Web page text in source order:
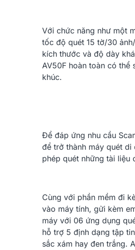
Với chức năng như một
tốc độ quét 15 tờ/30
kích thước và độ dày
AV50F hoàn toàn có
khúc.
Để đáp ứng nhu cầu
để trở thành máy quét
phép quét những tài liệu
Cùng với phần mềm đi
vào máy tính, gửi kèm
máy với 06 ứng dụng
hỗ trợ 5 định dạng tập
sắc xám hay đen trắng.